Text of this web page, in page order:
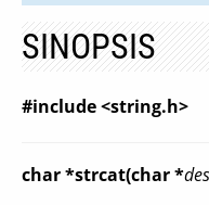
SINOPSIS
#include <string.h>
char *strcat(char *